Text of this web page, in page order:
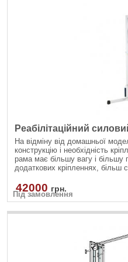
Реабілітаційний
На відміну від домашньої
конструкцію і необхідність
рама має більшу вагу і
додаткових кріпленнях, більш
42000 грн.
Під замовлення